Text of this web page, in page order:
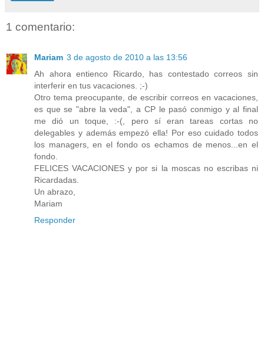
1 comentario:
Mariam 3 de agosto de 2010 a las 13:56
Ah ahora entienco Ricardo, has contestado correos sin
interferir en tus vacaciones. ;-)
Otro tema preocupante, de escribir correos en vacaciones,
es que se "abre la veda", a CP le pasó conmigo y al final
me dió un toque, :-(, pero sí eran tareas cortas no
delegables y además empezó ella! Por eso cuidado todos
los managers, en el fondo os echamos de menos...en el
fondo.
FELICES VACACIONES y por si la moscas no escribas ni
Ricardadas.
Un abrazo,
Mariam
Responder